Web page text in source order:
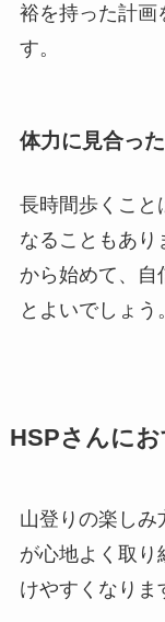
裕を持った計画
す。
体力に見合っ
長時間歩くこと
なることもあり
から始めて、自
とよいでしょう。
HSPさんに
山登りの楽しみ
が心地よく取り
けやすくなりま